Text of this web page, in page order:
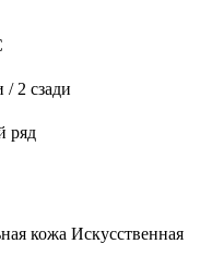
/ 2 сзади
ряд
кожа Искусственная